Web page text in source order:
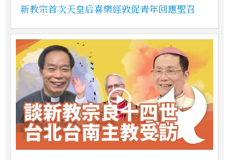
新教宗首次天皇后喜樂經敦促青年回應聖召